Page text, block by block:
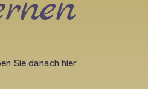
Sie danach hier